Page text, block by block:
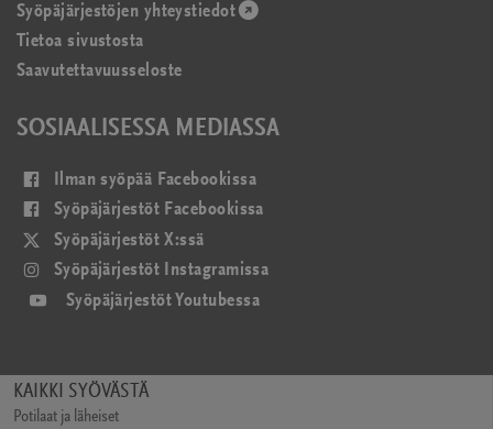
Syöpäjärjestöjen yhteystiedot(avautuu
Tietoa sivustosta
Saavutettavuusseloste
SOSIAALISESSA MEDIASSA
Ilman syöpää Facebookissa(avautuu
uudessa
Syöpäjärjestöt Facebookissa
ikkunassa)
Syöpäjärjestöt X:ssä
uudessa
ikkunassa)
Syöpäjärjestöt Instagramissa
Syöpäjärjestöt Youtubessa(avautuu
KAIKKI SYÖVÄSTÄ
Potilaat ja läheiset